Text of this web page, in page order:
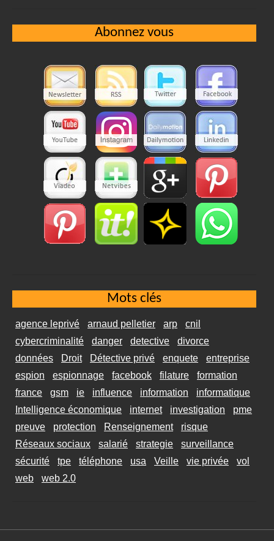
Abonnez vous
Mots clés
agence leprivé arnaud pelletier arp
cnil
cybercriminalité
danger detective
divorce
données
Droit Détective privé enquete
entreprise
espion
espionnage facebook filature
formation
france
gsm ie influence information
informatique
Intelligence économique
internet investigation
pme
preuve
protection Renseignement
risque
Réseaux sociaux
salarié strategie
surveillance
sécurité
tpe téléphone usa Veille vie privée
vol
web
web 2.0